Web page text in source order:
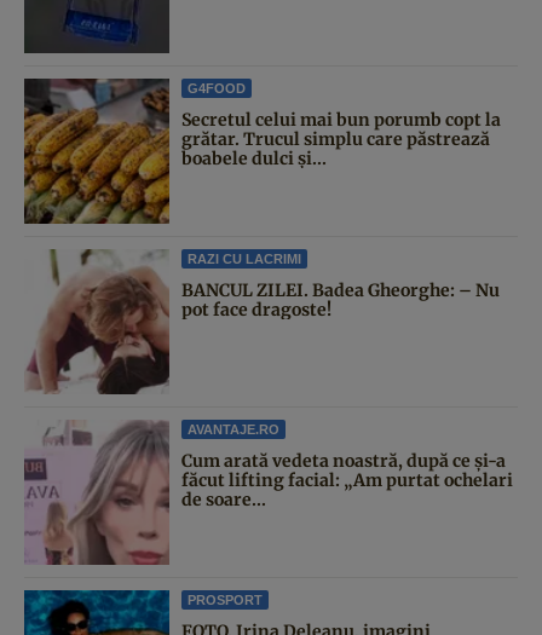
G4FOOD
Secretul celui mai bun porumb copt la
grătar. Trucul simplu care păstrează
boabele dulci și...
RAZI CU LACRIMI
BANCUL ZILEI. Badea Gheorghe: – Nu
pot face dragoste!
AVANTAJE.RO
Cum arată vedeta noastră, după ce și-a
făcut lifting facial: „Am purtat ochelari
de soare...
PROSPORT